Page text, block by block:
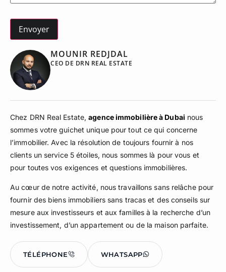
MOUNIR REDJDAL
CEO DE DRN REAL ESTATE
Chez DRN Real Estate,agence immobilière à Dubai nous
sommes votre guichet unique pour tout ce qui concerne
l’immobilier. Avec la résolution de toujours fournir à nos
clients un service 5 étoiles, nous sommes là pour vous et
pour toutes vos exigences et questions immobilières.
Au cœur de notre activité, nous travaillons sans relâche pour
fournir des biens immobiliers sans tracas et des conseils sur
mesure aux investisseurs et aux familles à la recherche d’un
investissement, d’un appartement ou de la maison parfaite.
TÉLÉPHONE WHATSAPP